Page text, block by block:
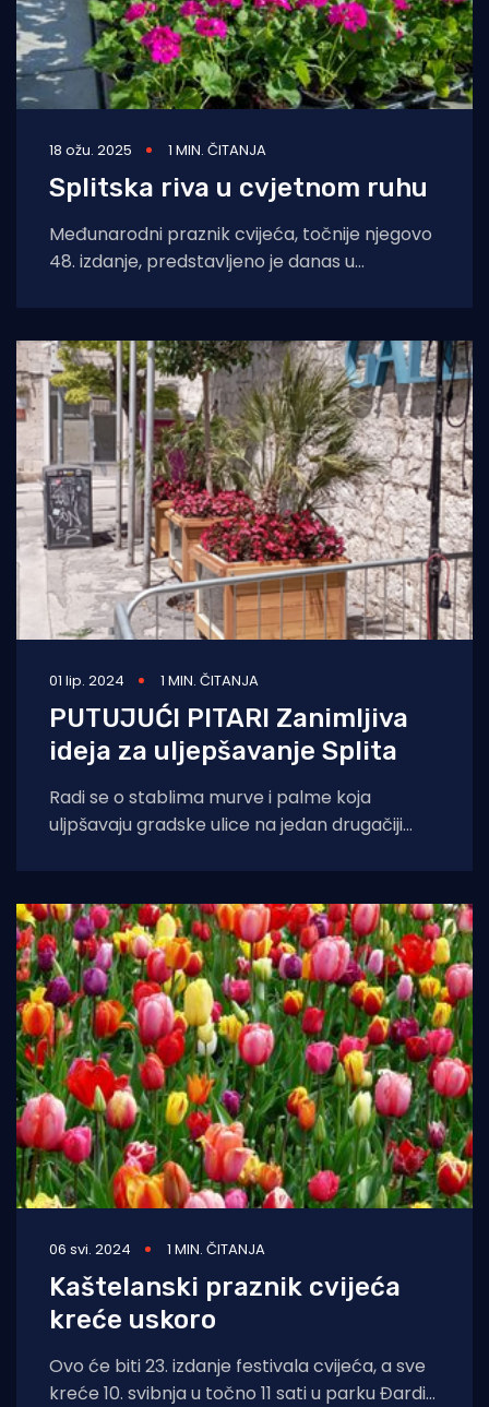
18 ožu. 2025 1 MIN. ČITANJA
Splitska riva u cvjetnom ruhu
Međunarodni praznik cvijeća, točnije njegovo
48. izdanje, predstavljeno je danas u
01 lip. 2024 1 MIN. ČITANJA
PUTUJUĆI PITARI Zanimljiva
ideja za uljepšavanje Splita
Radi se o stablima murve i palme koja
uljpšavaju gradske ulice na jedan drugačiji
06 svi. 2024 1 MIN. ČITANJA
Kaštelanski praznik cvijeća
kreće uskoro
Ovo će biti 23. izdanje festivala cvijeća, a sve
kreće 10. svibnja u točno 11 sati u parku Đardin